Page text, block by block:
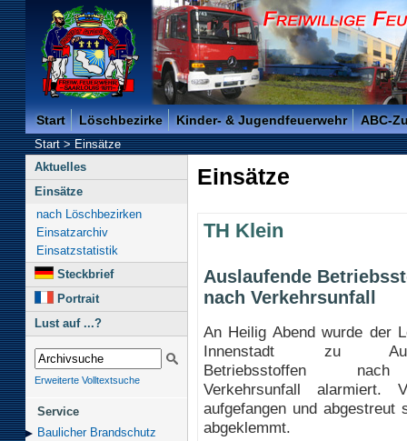
Freiwillige Feuerwehr der Kreisstadt Saarlouis -
Start Löschbezirke Kinder- & Jugendfeuerwehr ABC-
Start>Einsätze
Aktuelles
Einsätze
nach Löschbezirken
Einsatzarchiv
Einsatzstatistik
Steckbrief
Portrait
Lust auf ...?
Erweiterte Volltextsuche
Service
Baulicher Brand­schutz
Einsätze
TH Klein
Auslaufende
nach Verkehrsunfall
An Heilig Abend wurde der
Innenstadt zu
Betriebsstoffen
Verkehrsunfall
aufgefangen und abgestreut
abgeklemmt.